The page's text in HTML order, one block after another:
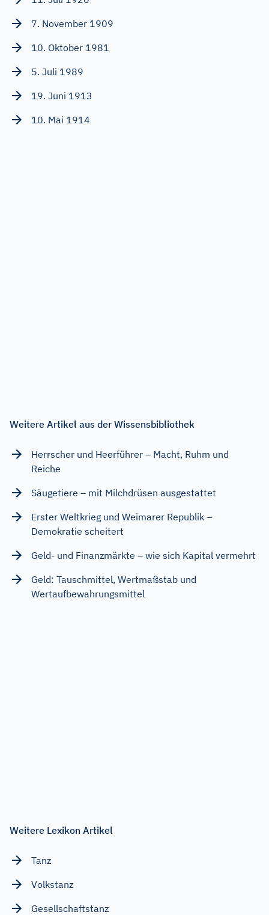
7. November 1909
10. Oktober 1981
5. Juli 1989
19. Juni 1913
10. Mai 1914
Weitere Artikel aus der Wissensbibliothek
Herrscher und Heerführer – Macht, Ruhm und
Reiche
Säugetiere – mit Milchdrüsen ausgestattet
Erster Weltkrieg und Weimarer Republik –
Demokratie scheitert
Geld- und Finanzmärkte – wie sich Kapital vermehrt
Geld: Tauschmittel, Wertmaßstab und
Wertaufbewahrungsmittel
Weitere Lexikon Artikel
Tanz
Volkstanz
Gesellschaftstanz